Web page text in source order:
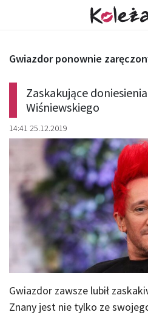
Zaskakujące
Wiśniewskiego
14:41 25.12.2019
Gwiazdor ponownie
Gwiazdor zawsze lubił
Znany jest nie tylko ze